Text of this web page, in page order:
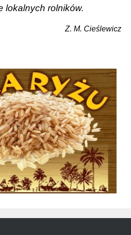
lokalnych rolników.
Z. M. Cieślewicz